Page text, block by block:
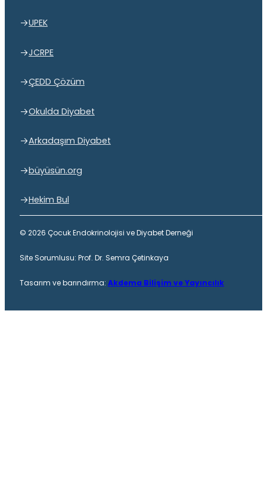
UPEK
JCRPE
ÇEDD Çözüm
Okulda Diyabet
Arkadaşım Diyabet
büyüsün.org
Hekim Bul
© 2026 Çocuk Endokrinolojisi ve Diyabet Derneği
Site Sorumlusu: Prof. Dr. Semra Çetinkaya
Tasarım ve barındırma: Akdema Bilişim ve Yayıncılık